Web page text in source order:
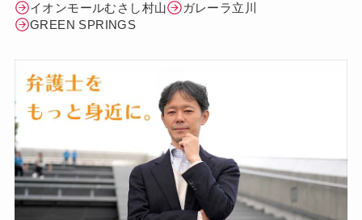
イオンモールむさし村山
ガレーラ立川
GREEN SPRINGS